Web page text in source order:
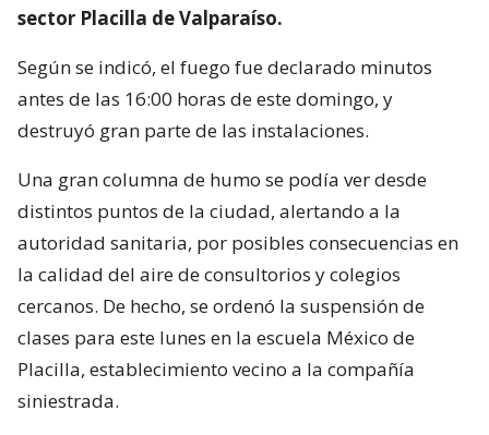
sector Placilla de Valparaíso.
Según se indicó, el fuego fue declarado minutos
antes de las 16:00 horas de este domingo, y
destruyó gran parte de las instalaciones.
Una gran columna de humo se podía ver desde
distintos puntos de la ciudad, alertando a la
autoridad sanitaria, por posibles consecuencias en
la calidad del aire de consultorios y colegios
cercanos. De hecho, se ordenó la suspensión de
clases para este lunes en la escuela México de
Placilla, establecimiento vecino a la compañía
siniestrada.